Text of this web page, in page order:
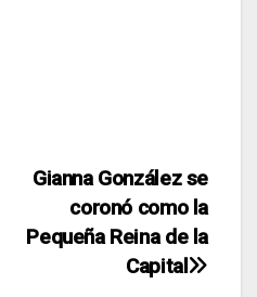
Gianna González se
coronó como la
Pequeña Reina de la
Capital